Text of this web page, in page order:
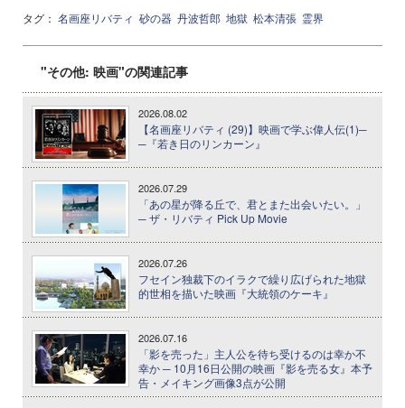
タグ： 名画座リバティ 砂の器 丹波哲郎 地獄 松本清張 霊界
"その他: 映画"の関連記事
2026.08.02
【名画座リバティ (29)】映画で学ぶ偉人伝(1)─
─『若き日のリンカーン』
2026.07.29
「あの星が降る丘で、君とまた出会いたい。」
─ ザ・リバティ Pick Up Movie
2026.07.26
フセイン独裁下のイラクで繰り広げられた地獄
的世相を描いた映画『大統領のケーキ』
2026.07.16
「影を売った」主人公を待ち受けるのは幸か不
幸か ─ 10月16日公開の映画『影を売る女』本予
告・メイキング画像3点が公開